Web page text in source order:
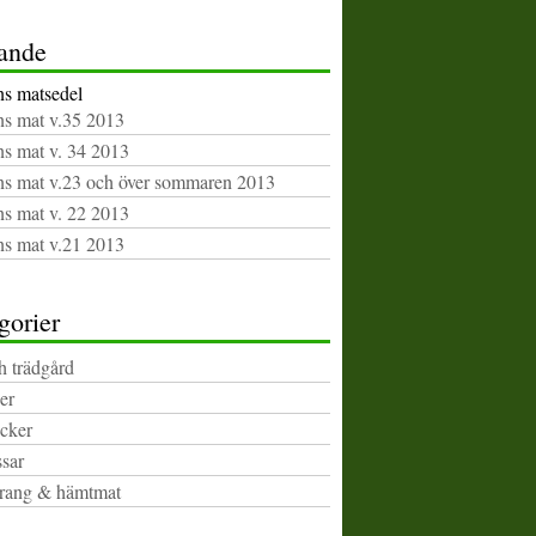
matsedel
mat v.35 2013
mat v. 34 2013
mat v.23 och över sommaren 2013
mat v. 22 2013
mat v.21 2013
trädgård
& hämtmat